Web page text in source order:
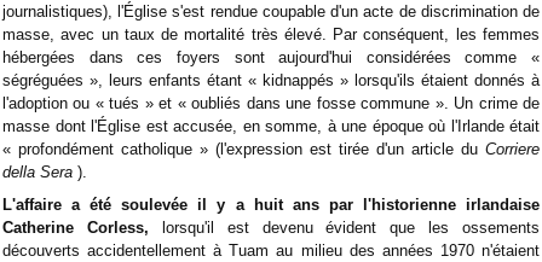
journalistiques), l'Église s'est rendue coupable d'un acte de discrimination de
masse, avec un taux de mortalité très élevé. Par conséquent, les femmes
hébergées dans ces foyers sont aujourd'hui considérées comme «
ségréguées », leurs enfants étant « kidnappés » lorsqu'ils étaient donnés à
l'adoption ou « tués » et « oubliés dans une fosse commune ». Un crime de
masse dont l'Église est accusée, en somme, à une époque où l'Irlande était
« profondément catholique » (l'expression est tirée d'un article du Corriere
della Sera ).
L'affaire a été soulevée il y a huit ans par l'historienne irlandaise
Catherine Corless, lorsqu'il est devenu évident que les ossements
découverts accidentellement à Tuam au milieu des années 1970 n'étaient